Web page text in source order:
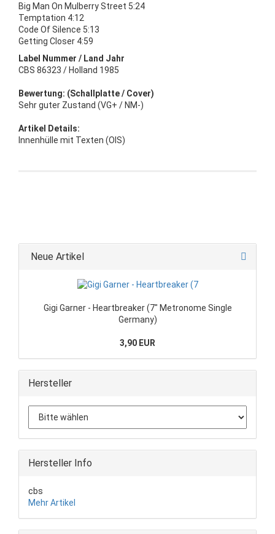
Big Man On Mulberry Street 5:24
Temptation 4:12
Code Of Silence 5:13
Getting Closer 4:59
Label Nummer / Land Jahr
CBS 86323 / Holland 1985
Bewertung: (Schallplatte / Cover)
Sehr guter Zustand (VG+ / NM-)
Artikel Details:
Innenhülle mit Texten (OIS)
Neue Artikel
Gigi Garner - Heartbreaker (7" Metronome Single
Germany)
3,90 EUR
Hersteller
Hersteller Info
cbs
Mehr Artikel